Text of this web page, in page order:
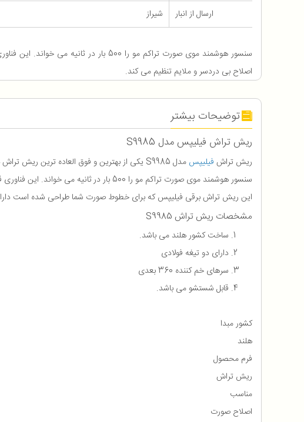
ارسال از انبار
شیراز
سنسور هوشمند موی صورت تراکم مو را 500 بار در
اصلاح بی دردسر و ملایم تنظیم می کند.
توضیحات بیشتر
ریش تراش فیلیپس مدل S9985
ریش تراش فیلیپس مدل S9985 یکی از بهترین و فوق العاده ترین ریش تراش ها می باشد که جنس و کیفیت عالی دارد.
سنسور هوشمند موی صورت تراکم مو را 500 بار در ثانیه می خواند. این فناوری قدرت برش را برای یک اصلاح بی دردسر و ملایم تنظیم می کند.
این ریش تراش برقی فیلیپس که برای خطوط صورت شما طراحی شده است
مشخصات ریش تراش S9985
ساخت کشور هلند می باشد.
دارای دو تیغه فولادی
سرهای خم کننده 360 بعدی
قابل شستشو می باشد.
کشور مبدا
هلند
فرم محصول
ریش تراش
مناسب
اصلاح صورت